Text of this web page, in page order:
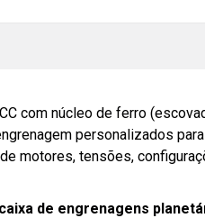
com núcleo de ferro
personalizados
motores, tensões,
de engrenagens